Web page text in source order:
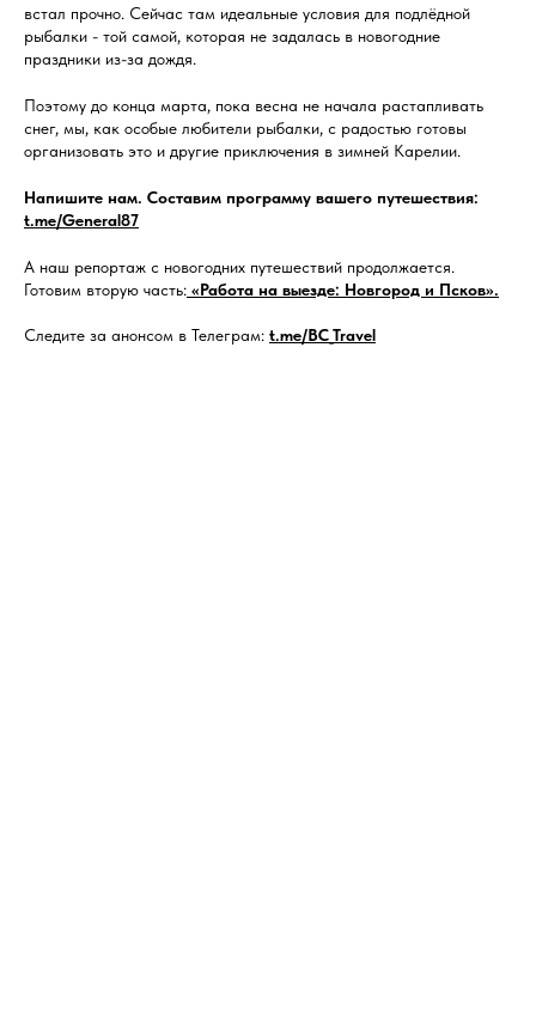
встал прочно. Сейчас там идеальные условия для подлёдной
рыбалки - той самой, которая не задалась в новогодние
праздники из-за дождя.
Поэтому до конца марта, пока весна не начала растапливать
снег, мы, как особые любители рыбалки, с радостью готовы
организовать это и другие приключения в зимней Карелии.
Напишите нам. Составим программу вашего путешествия:
t.me/General87
А наш репортаж с новогодних путешествий продолжается.
Готовим вторую часть: «Работа на выезде: Новгород и Псков».
Следите за анонсом в Телеграм: t.me/BC_Travel